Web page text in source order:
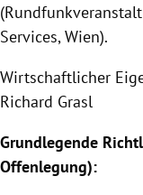
Services, Wien).
Wirtschaftlicher
Richard Grasl
Grundlegende
Offenlegung):